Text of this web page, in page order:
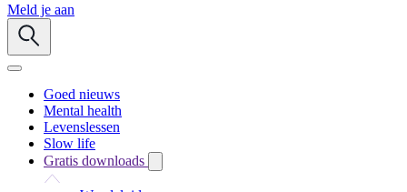
Meld je aan
Goed nieuws
Mental health
Levenslessen
Slow life
Gratis downloads